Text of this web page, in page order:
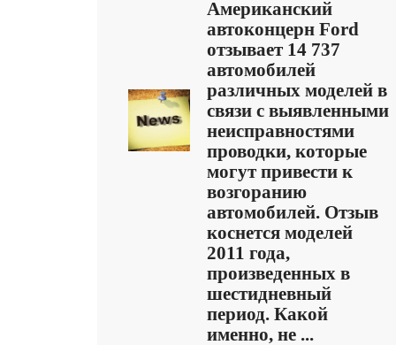
Американский
автоконцерн Ford
отзывает 14 737
автомобилей
различных моделей в
связи с выявленными
неисправностями
проводки, которые
могут привести к
возгоранию
автомобилей. Отзыв
коснется моделей
2011 года,
произведенных в
шестидневный
период. Какой
именно, не ...